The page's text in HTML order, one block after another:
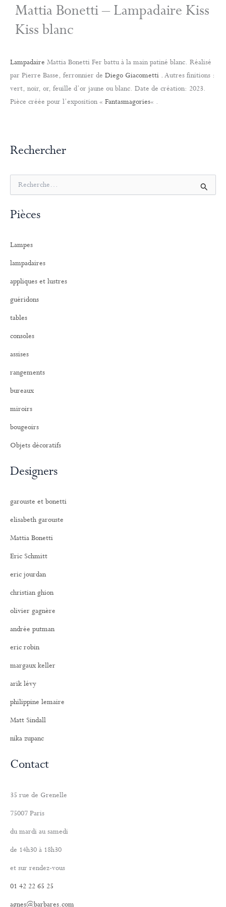
Mattia Bonetti – Lampadaire Kiss
Kiss blanc
Lampadaire Mattia Bonetti Fer battu à la main patiné blanc. Réalisé
par Pierre Basse, ferronnier de Diego Giacometti .Autres finitions :
vert, noir, or, feuille d’or jaune ou blanc. Date de création: 2023.
Pièce créée pour l’exposition « Fantasmagories« .
Rechercher
e
h
c
e
:
Pièces
Lampes
lampadaires
appliques et lustres
guéridons
tables
consoles
assises
rangements
bureaux
miroirs
bougeoirs
Objets décoratifs
Designers
garouste et bonetti
elisabeth garouste
Mattia Bonetti
Eric Schmitt
eric jourdan
christian ghion
olivier gagnère
andrée putman
eric robin
margaux keller
arik lévy
philippine lemaire
Matt Sindall
nika zupanc
Contact
35 rue de Grenelle
75007 Paris
du mardi au samedi
de 14h30 à 18h30
et sur rendez-vous
01 42 22 65 25
agnes@barbares.com